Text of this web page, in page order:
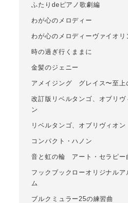
ふたりdeピアノ歌劇編
わが心のメロディー
わが心のメロディーヴァイオリ
時の過ぎ行くままに
金髪のジェニー
アメイジング グレイス〜至上
改訂版リベルタンゴ、オブリヴ
ン
リベルタンゴ、オブリヴィオン
コンパクト・ハノン
音と虹の輪 アート・セラピー
フックブックローオリジナルア
ム
ブルクミュラー25の練習曲